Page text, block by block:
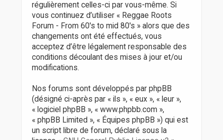
régulièrement celles-ci par vous-même. Si
vous continuez d’utiliser « Reggae Roots
Forum - From 60's to mid 80's » alors que des
changements ont été effectués, vous
acceptez d’être légalement responsable des
conditions découlant des mises à jour et/ou
modifications.
Nos forums sont développés par phpBB
(désigné ci-après par « ils », « eux », « leur »,
« logiciel phpBB », « www.phpbb.com »,
« phpBB Limited », « Équipes phpBB ») qui est
un script libre de forum, déclaré sous la